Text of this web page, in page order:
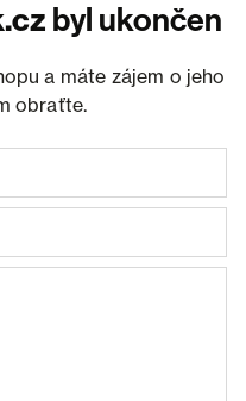
byl ukončen
a máte zájem o jeho
obraťte.